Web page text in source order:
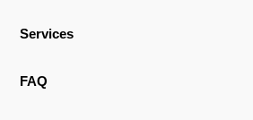
Services
FAQ